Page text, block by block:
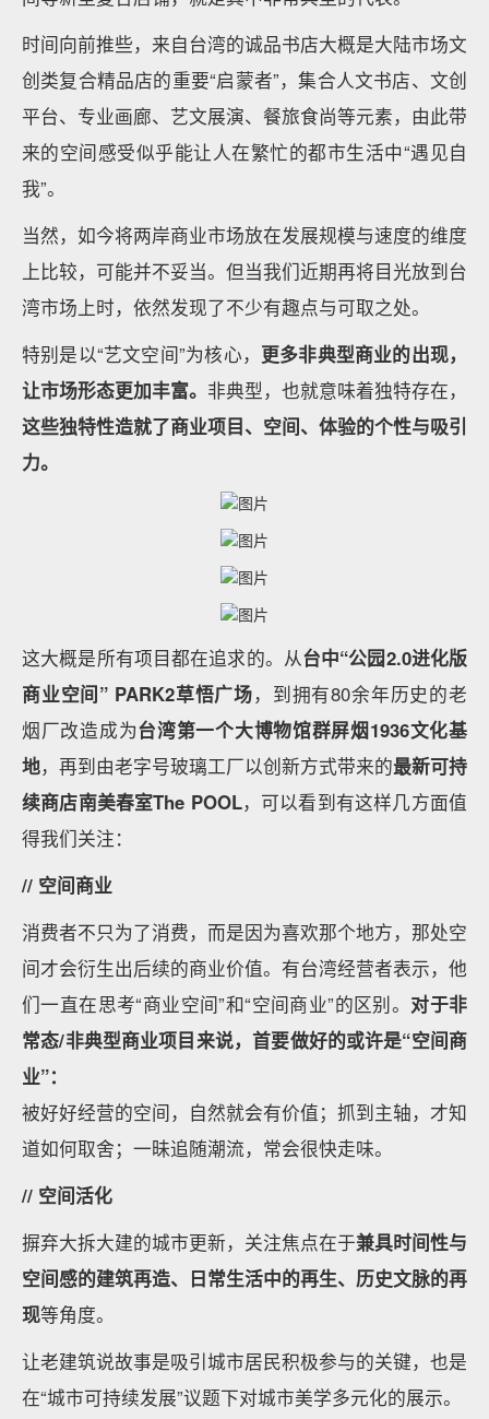
时间向前推些，来自台湾的诚品书店大概是大陆市场文
创类复合精品店的重要“启蒙者”，集合人文书店、文创
平台、专业画廊、艺文展演、餐旅食尚等元素，由此带
来的空间感受似乎能让人在繁忙的都市生活中“遇见自
我”。
当然，如今将两岸商业市场放在发展规模与速度的维度
上比较，可能并不妥当。但当我们近期再将目光放到台
湾市场上时，依然发现了不少有趣点与可取之处。
特别是以“艺文空间”为核心， 更多非典型商业的出现，
让市场形态更加丰富。 非典型，也就意味着独特存在，
这些独特性造就了商业项目、空间、体验的个性与吸引
力。
这大概是所有项目都在追求的。从台中“公园2.0进化版
商业空间” PARK2草悟广场，到拥有80余年历史的老
烟厂改造成为台湾第一个大博物馆群屏烟1936文化基
地，再到由老字号玻璃工厂以创新方式带来的最新可持
续商店南美春室The POOL，可以看到有这样几方面值
得我们关注：
// 空间商业
消费者不只为了消费，而是因为喜欢那个地方，那处空
间才会衍生出后续的商业价值。有台湾经营者表示，他
们一直在思考“商业空间”和“空间商业”的区别。 对于非
常态/非典型商业项目来说，首要做好的或许是“空间商
业”：
被好好经营的空间，自然就会有价值；抓到主轴，才知
道如何取舍；一昧追随潮流，常会很快走味。
// 空间活化
摒弃大拆大建的城市更新，关注焦点在于兼具时间性与
空间感的建筑再造、日常生活中的再生、历史文脉的再
现等角度。
让老建筑说故事是吸引城市居民积极参与的关键，也是
在“城市可持续发展”议题下对城市美学多元化的展示。